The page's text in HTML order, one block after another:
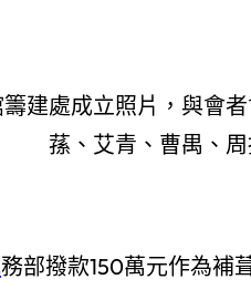
建處成立照片，與會
蓀、艾青、曹禺、
務部撥款150萬元作為補